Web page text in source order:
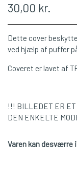
30,00 kr.
Dette cover
ved hjælp af puffer
Coveret er lavet af
!!! BILLEDET ER ET
DEN ENKELTE
Varen kan desværre